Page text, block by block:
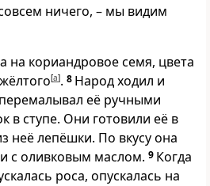
ничего, – мы видим
кориандровое семя, цвета
[a]. 8 Народ ходил и
её ручными
в ступе. Они готовили её в
неё лепёшки. По вкусу она
с оливковым маслом. 9 Когда
роса, опускалась на